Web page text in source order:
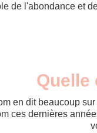
de l'abondance et
Quelle
en dit beaucoup
ces dernières